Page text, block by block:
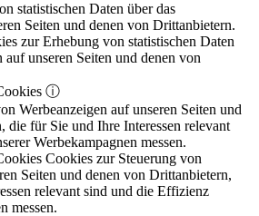
statistischen Daten über das
Seiten und denen von Drittanbietern.
zur Erhebung von statistischen Daten
unseren Seiten und denen von
ⓘ
Werbeanzeigen auf unseren Seiten und
die für Sie und Ihre Interessen relevant
Werbekampagnen messen.
Cookies zur Steuerung von
Seiten und denen von Drittanbietern,
relevant sind und die Effizienz
messen.